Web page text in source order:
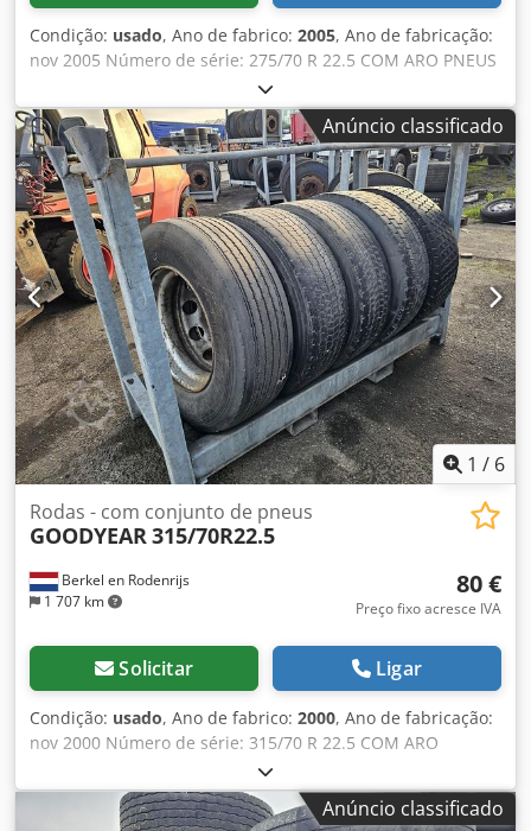
Condição: usado, Ano de fabrico: 2005, Ano de fabricação:
nov 2005 Número de série: 275/70 R 22.5 COM ARO PNEUS
USADOS DE REBOQUE COM ARO 275/70 R 22.5, SULCO DE
3 A 6 MM. Dkodpfx Agoxwkmto Ror
Anúncio classificado
1 / 6
Berkel en Rodenrijs
1 707 km
Rodas - com conjunto de pneus
GOODYEAR315/70R22.5
80 €
Preço fixo acresce IVA
Solicitar Ligar
Condição: usado, Ano de fabrico: 2000, Ano de fabricação:
nov 2000 Número de série: 315/70 R 22.5 COM ARO
Djdpfxoxwktgo Ag Rokr PNEUS USADOS DE REBOQUE
315/70 R 22.5. 3 A 5 MM COM ARO
Anúncio classificado